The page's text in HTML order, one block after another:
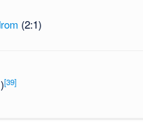
(2:1)
[39]